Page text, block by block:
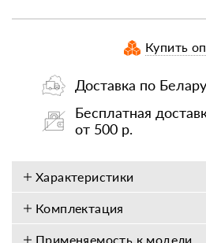
Купить
Доставка по
Бесплатная
от 500 р.
Характеристики
Комплектация
Применяемость к модели